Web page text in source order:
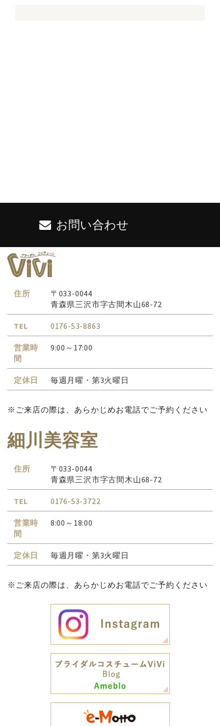
お問い合わせ
住所
〒033-0044
青森県三沢市字古間木山68-72
TEL 0176-53-8863
営業時
間
9:00～17:00
定休日 毎週月曜・第3火曜日
※ご来店の際は、あらかじめお電話でご予約ください
細川美容室
住所
〒033-0044
青森県三沢市字古間木山68-72
TEL 0176-53-3722
営業時
間
8:00～18:00
定休日 毎週月曜・第3火曜日
※ご来店の際は、あらかじめお電話でご予約ください